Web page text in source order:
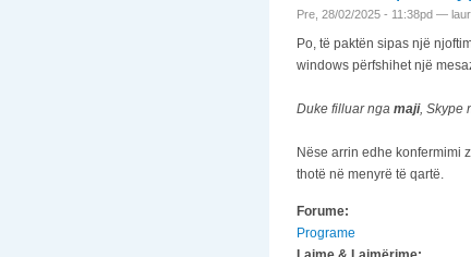
Pre, 28/02/2025 - 11:38pd —
Po, të paktën sipas një
windows përfshihet një
Duke filluar nga maji, Skype
Nëse arrin edhe konfermimi
thotë në menyrë të qartë.
Forume:
Programe